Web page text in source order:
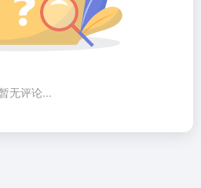
无评论...